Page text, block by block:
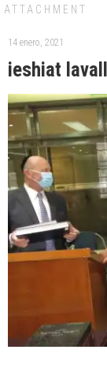
ATTACHMENT
14 enero, 2021
ieshiat